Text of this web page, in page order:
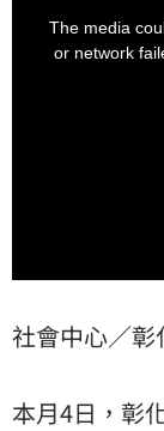
裁定對施男
德池是「佛系
The media
or network
社會中心／彰
本月4日，彰